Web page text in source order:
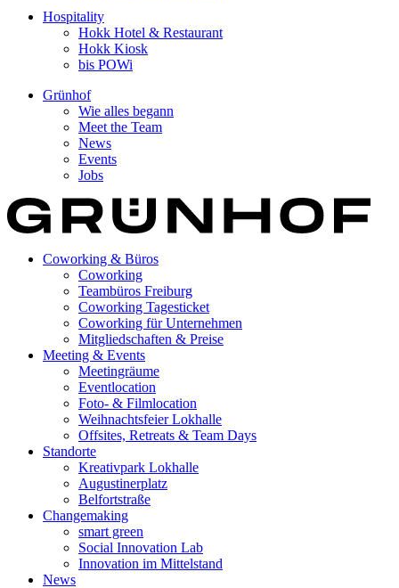
Hospitality
Hokk Hotel & Restaurant
Hokk Kiosk
bis POWi
Grünhof
Wie alles begann
Meet the Team
News
Events
Jobs
Coworking & Büros
Coworking
Teambüros Freiburg
Coworking Tagesticket
Coworking für Unternehmen
Mitgliedschaften & Preise
Meeting & Events
Meetingräume
Eventlocation
Foto- & Filmlocation
Weihnachtsfeier Lokhalle
Offsites, Retreats & Team Days
Standorte
Kreativpark Lokhalle
Augustinerplatz
Belfortstraße
Changemaking
smart green
Social Innovation Lab
Innovation im Mittelstand
News